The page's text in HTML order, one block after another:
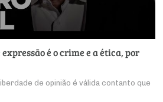
é o crime e a ética, por
de opinião é válida contanto que